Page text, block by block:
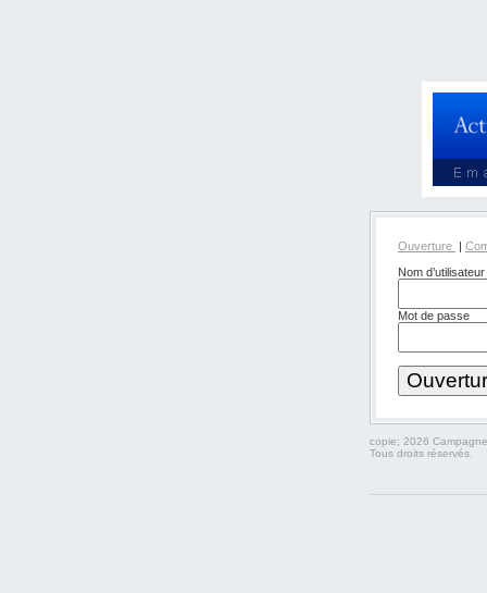
Ouverture |
Nom d’utilisateur
Mot de passe
copie; 2026
Tous droits réservés.